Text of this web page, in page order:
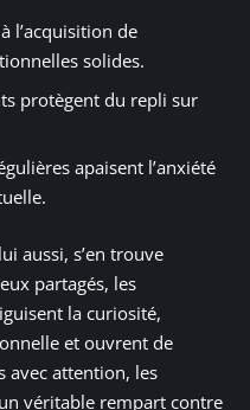
l’acquisition de
solides.
protègent du repli sur
apaisent l’anxiété
aussi, s’en trouve
partagés, les
la curiosité,
et ouvrent de
avec attention, les
véritable rempart contre